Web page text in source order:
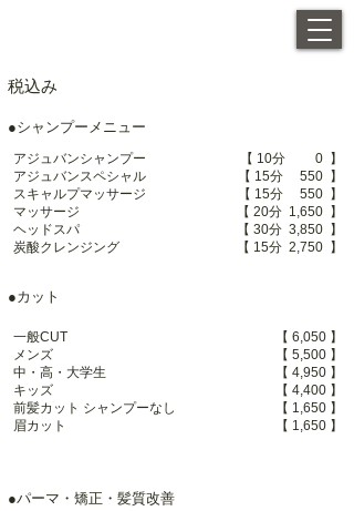
税込み
●シャンプーメニュー
アジュバンシャンプー
アジュバンスペシャル
スキャルプマッサージ
マッサージ
ヘッドスパ
炭酸クレンジング
●カット
【 10分 0 】
【 15分 550 】
【 15分 550 】
【 20分 1,650 】
【 30分 3,850 】
【 15分 2,750 】
一般CUT
メンズ
中・高・大学生
キッズ
前髪カット シャンプーなし
眉カット
【 6,050 】
【 5,500 】
【 4,950 】
【 4,400 】
【 1,650 】
【 1,650 】
●パーマ・矯正・髪質改善